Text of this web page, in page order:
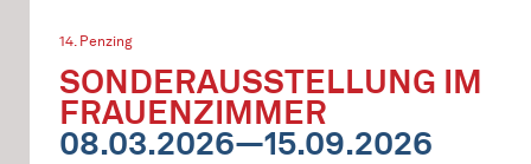
14. Penzing
SONDERAUSSTELLUNG IM
FRAUENZIMMER
08.03.2026—15.09.2026